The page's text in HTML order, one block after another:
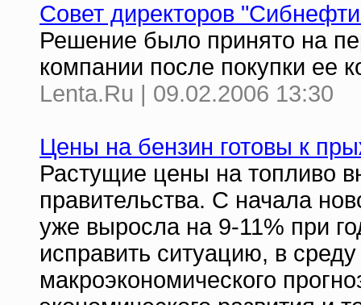
Совет директоров
Решение было принято на
компании после покупки ее
Lenta.Ru | 09.02.2006 13:30
Цены на бензин готовы к
Растущие цены на топливо
правительства. С начала
уже выросла на 9-11% при
исправить ситуацию, в
макроэкономического